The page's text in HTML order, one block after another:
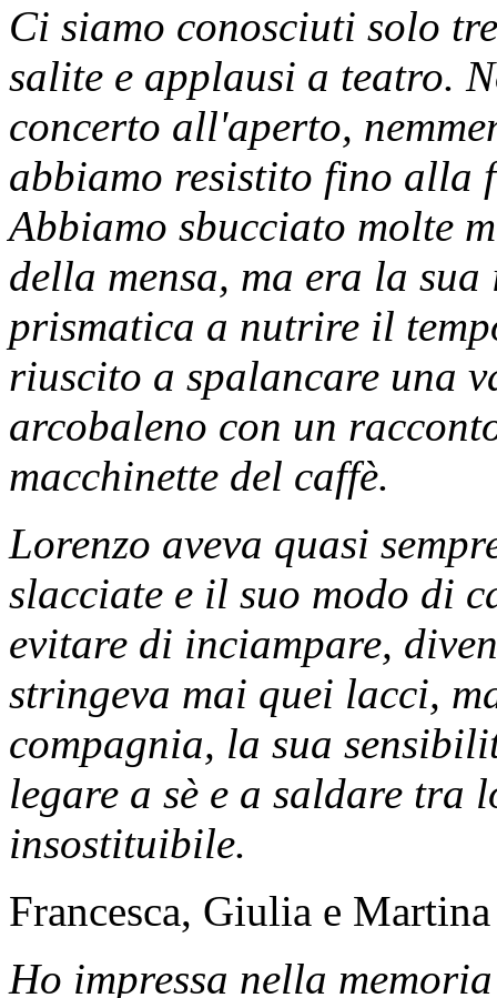
Ci siamo conosciuti solo
salite e applausi a teatro.
concerto all'aperto,
abbiamo resistito fino alla
Abbiamo sbucciato molte
della mensa, ma era la
prismatica a nutrire il
riuscito a spalancare una
arcobaleno con un
macchinette del caffè.
Lorenzo aveva quasi
slacciate e il suo modo di
evitare di inciampare,
stringeva mai quei lacci,
compagnia, la sua
legare a sè e a saldare tra
insostituibile.
Francesca, Giulia e Martina
Ho impressa nella